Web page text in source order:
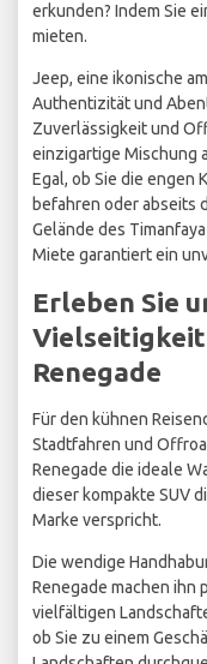
erkunden? Indem Sie
mieten.
Jeep, eine ikonische
Authentizität und
Zuverlässigkeit und
einzigartige Mischung
Egal, ob Sie die
befahren oder abseits
Gelände des
Miete garantiert ein
Erleben Sie
Vielseitigkeit
Renegade
Für den kühnen
Stadtfahren und
Renegade die ideale
dieser kompakte SUV
Marke verspricht.
Die wendige
Renegade machen ihn
vielfältigen
ob Sie zu einem